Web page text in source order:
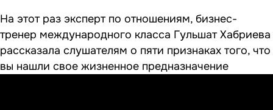
На этот раз эксперт по отношениям, бизнес-
тренер международного класса Гульшат Хабриева
рассказала слушателям о пяти признаках того, что
вы нашли свое жизненное предназначение